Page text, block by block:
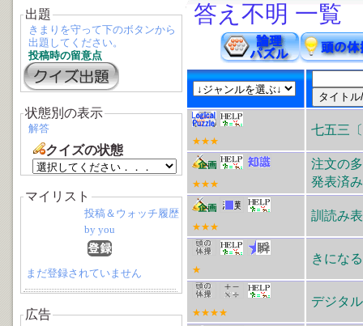
出題
きまりを守って下のボタンから
出題してください。
投稿時の留意点
状態別の表示
解答
クイズの状態
マイリスト
投稿＆ウォッチ履歴
by you
まだ登録されていません
広告
答え不明 一覧
★★★
七五三
★★★
注文の
発表済
★★★
訓読み
★
きにな
★★★★
デジタ